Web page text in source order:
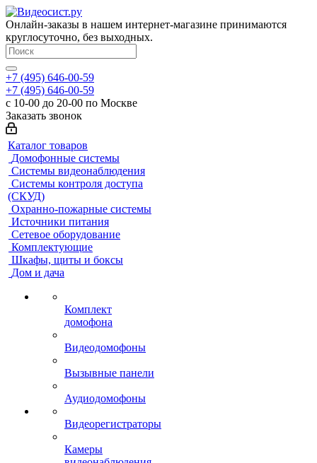
Онлайн-заказы в нашем интернет-магазине принимаются
круглосуточно, без выходных.
+7 (495) 646-00-59
+7 (495) 646-00-59
с 10-00 до 20-00 по Москве
Заказать звонок
Каталог товаров
Домофонные системы
Системы видеонаблюдения
Системы контроля доступа
(СКУД)
Охранно-пожарные системы
Источники питания
Сетевое оборудование
Комплектующие
Шкафы, щиты и боксы
Дом и дача
Комплект
домофона
Видеодомофоны
Вызывные панели
Аудиодомофоны
Видеорегистраторы
Камеры